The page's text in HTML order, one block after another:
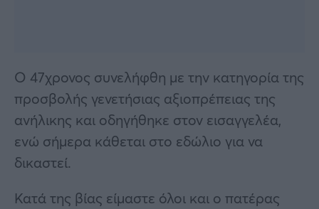
Ο 47χρονος συνελήφθη με την κατηγορία της
προσβολής γενετήσιας αξιοπρέπειας της
ανήλικης και οδηγήθηκε στον εισαγγελέα,
ενώ σήμερα κάθεται στο εδώλιο για να
δικαστεί.
Κατά της βίας είμαστε όλοι και ο πατέρας